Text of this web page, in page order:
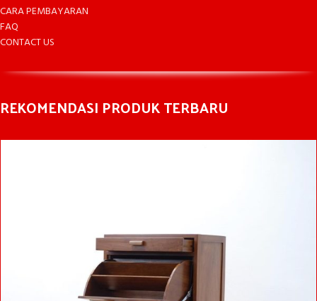
CARA PEMBAYARAN
FAQ
CONTACT US
REKOMENDASI PRODUK TERBARU